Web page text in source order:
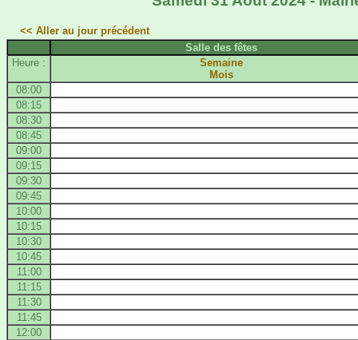
<< Aller au jour précédent
Salle des fêtes
Heure :
Semaine
Mois
08:00
08:15
08:30
08:45
09:00
09:15
09:30
09:45
10:00
10:15
10:30
10:45
11:00
11:15
11:30
11:45
12:00